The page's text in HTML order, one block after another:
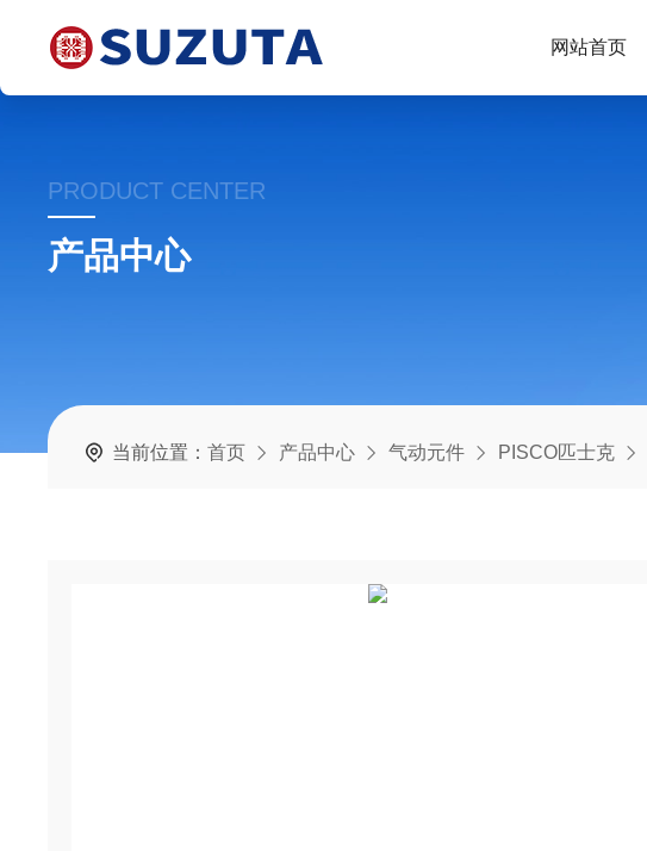
网站首页
PRODUCT CENTER
产品中心
当前位置：首页 产品中心 气动元件 PISCO匹士克